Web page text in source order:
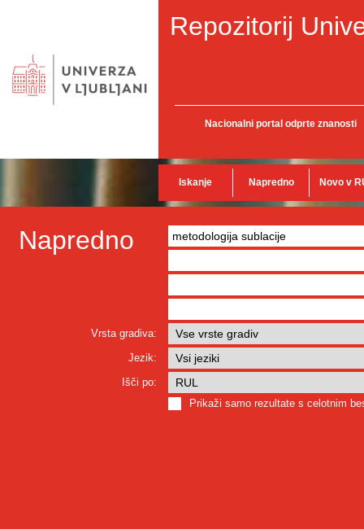
Repozitorij
Nacionalni portal odprte znanosti
Iskanje Napredno Novo v
Napredno
Vrsta gradiva:
Jezik:
Išči po:
Prikaži samo rezultate s celotnim